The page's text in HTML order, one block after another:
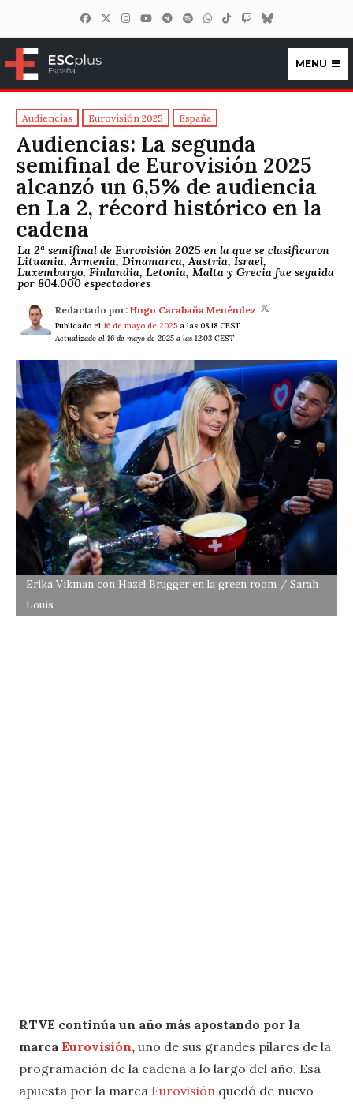
ESCplus España
MENU
Audiencias Eurovisión 2025 España
Audiencias: La segunda
semifinal de Eurovisión 2025
alcanzó un 6,5% de audiencia
en La 2, récord histórico en la
cadena
La 2ª semifinal de Eurovisión 2025 en la que se clasificaron
Lituania, Armenia, Dinamarca, Austria, Israel,
Luxemburgo, Finlandia, Letonia, Malta y Grecia fue seguida
por 804.000 espectadores
Redactado por: Hugo Carabaña Menéndez
Publicado el 16 de mayo de 2025 a las 08:18 CEST
Actualizado el 16 de mayo de 2025 a las 12:03 CEST
Erika Vikman con Hazel Brugger en la green room / Sarah
Louis
RTVE continúa un año más apostando por la
marca Eurovisión, uno de sus grandes pilares de la
programación de la cadena a lo largo del año. Esa
apuesta por la marca Eurovisión quedó de nuevo